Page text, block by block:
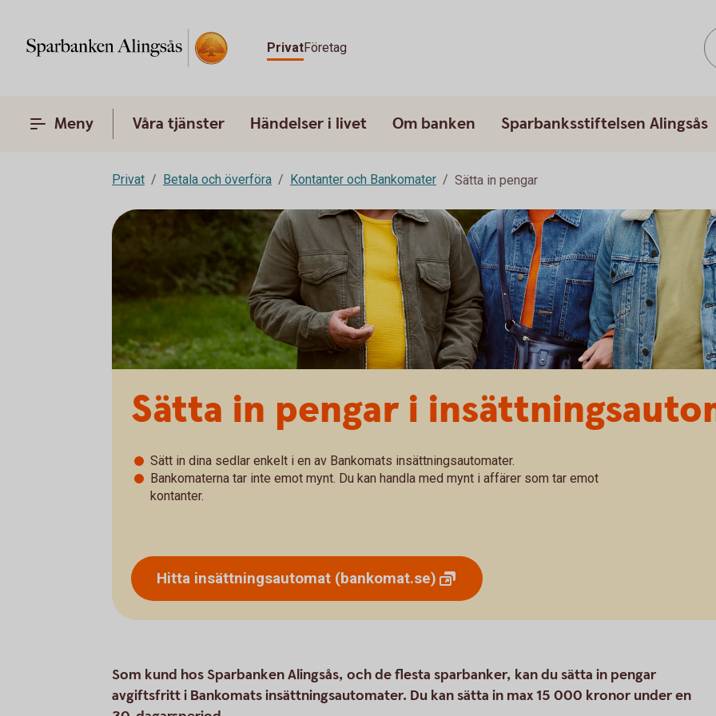
PrivatFöretag
Meny Våra tjänster Händelser i livet Om banken Sparbanksstiftelsen Alingsås
Privat Betala och överföra Kontanter och Bankomater Sätta in pengar
Sätta in pengar i
Sätt in dina sedlar enkelt i en av Bankomats insättningsautomater.
Bankomaterna tar inte emot mynt. Du kan handla med mynt i affärer som tar emot
kontanter.
Hitta insättningsautomat (bankomat.se)
Som kund hos Sparbanken Alingsås, och de flesta sparbanker, kan du sätta in pengar
avgiftsfritt i Bankomats insättningsautomater. Du kan sätta in max 15 000 kronor under en